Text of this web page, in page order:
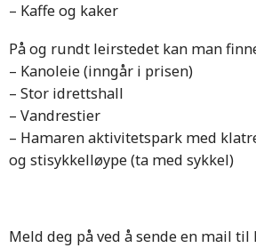
– Kaffe og kaker
På og rundt leirstedet kan man
– Kanoleie (inngår i prisen)
– Stor idrettshall
– Vandrestier
– Hamaren aktivitetspark med
og stisykkelløype (ta med sykkel)
Meld deg på ved å sende en mail